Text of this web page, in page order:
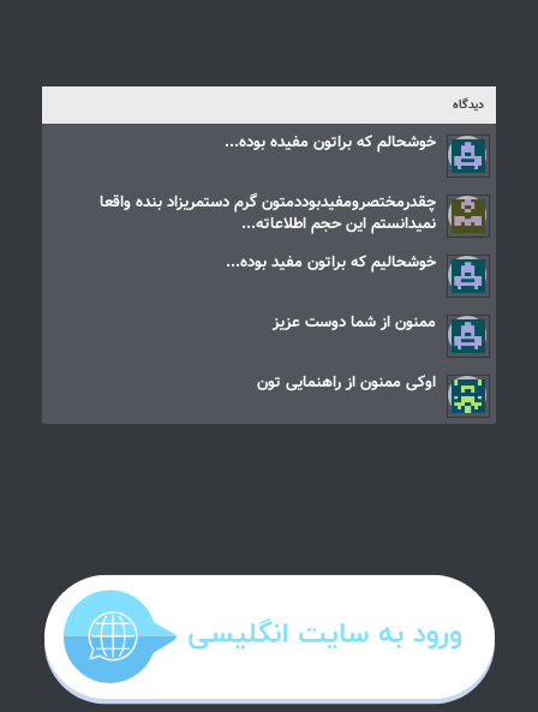
دیدگاه
خوشحالم که براتون مفیده بوده...
چقدرمختصرومفیدبوددمتون گرم دستمریزاد بنده واقعا
نمیدانستم این حجم اطلاعاته...
خوشحالیم که براتون مفید بوده...
ممنون از شما دوست عزیز
اوکی ممنون از راهنمایی تون